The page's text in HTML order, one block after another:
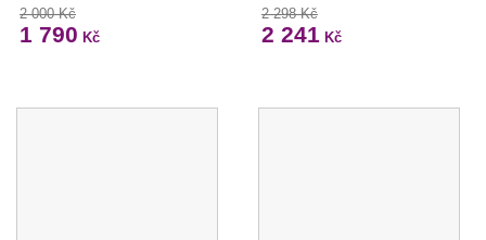
2 000 Kč
1 790 Kč
2 298 Kč
2 241 Kč